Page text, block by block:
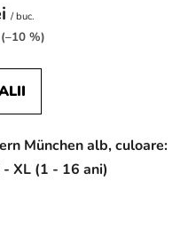
/ buc.
(–10 %)
München alb, culoare:
XL (1 - 16 ani)